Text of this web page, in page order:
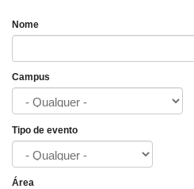
Nome
Campus
Tipo de evento
Área